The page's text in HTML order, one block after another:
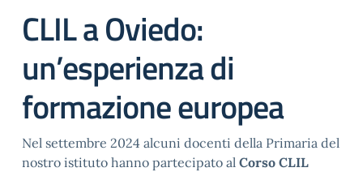
CLIL a Oviedo:
un’esperienza di
formazione europea
Nel settembre 2024 alcuni docenti della Primaria del
nostro istituto hanno partecipato al Corso CLIL